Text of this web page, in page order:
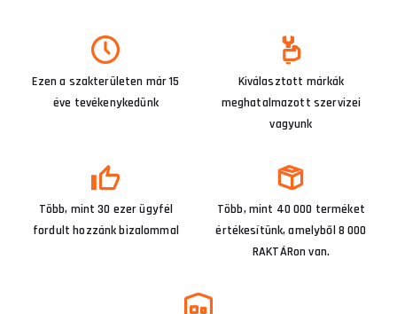
Ezen a szakterületen már 15
éve tevékenykedünk
Kiválasztott márkák
meghatalmazott szervizei
vagyunk
Több, mint 30 ezer ügyfél
fordult hozzánk bizalommal
Több, mint 40 000 terméket
értékesítünk, amelyből 8 000
RAKTÁRon van.